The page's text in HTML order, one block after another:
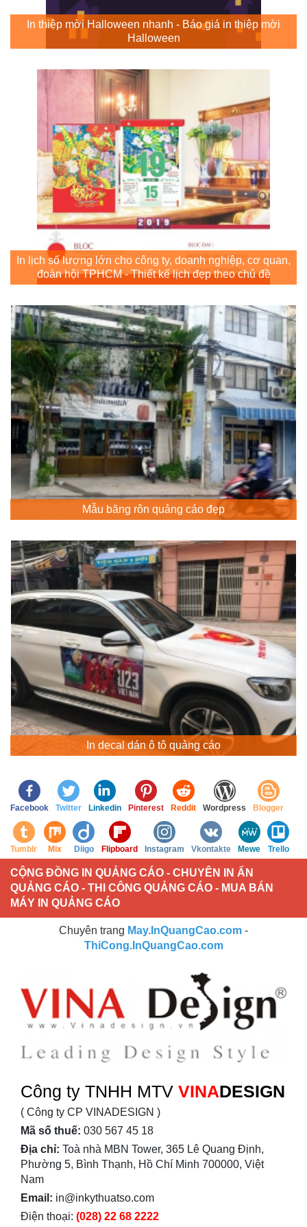
In thiệp mời Halloween nhanh - Báo giá in thiệp mời
Halloween
In lịch số lượng lớn cho công ty, doanh nghiệp, cơ quan,
đoàn hội TPHCM - Thiết kế lịch đẹp theo chủ đề
Mẫu băng rôn quảng cáo đẹp
In decal dán ô tô quảng cáo
Facebook Twitter Linkedin Pinterest Reddit Wordpress Blogger
Tumblr Mix Diigo Flipboard Instagram Vkontakte Mewe Trello
CỘNG ĐỒNG IN QUẢNG CÁO - CHUYÊN IN ẤN
QUẢNG CÁO - THI CÔNG QUẢNG CÁO - MUA BÁN
MÁY IN QUẢNG CÁO
Chuyên trang May.InQuangCao.com -
ThiCong.InQuangCao.com
Công ty TNHH MTV VINADESIGN
( Công ty CP VINADESIGN )
Mã số thuế: 030 567 45 18
Địa chỉ: Toà nhà MBN Tower, 365 Lê Quang Định,
Phường 5, Bình Thạnh, Hồ Chí Minh 700000, Việt
Nam
Email: in@inkythuatso.com
Điện thoại: (028) 22 68 2222